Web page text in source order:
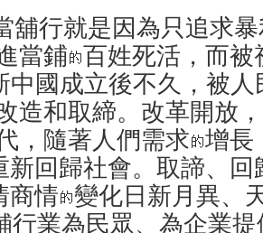
舖行就是因為只追求暴
當鋪 百姓死活，而被
中國成立後不久，被
造和取締。改革開放
，隨著人們需求 增長
新回歸社會。取諦、
商情
變化日新月異、
行業為民眾、為企業